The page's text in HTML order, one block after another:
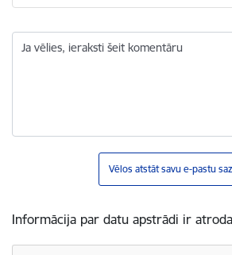
Ja vēlies, ieraksti šeit komentāru
Vēlos atstāt savu e-pastu
Informācija par datu apstrādi ir